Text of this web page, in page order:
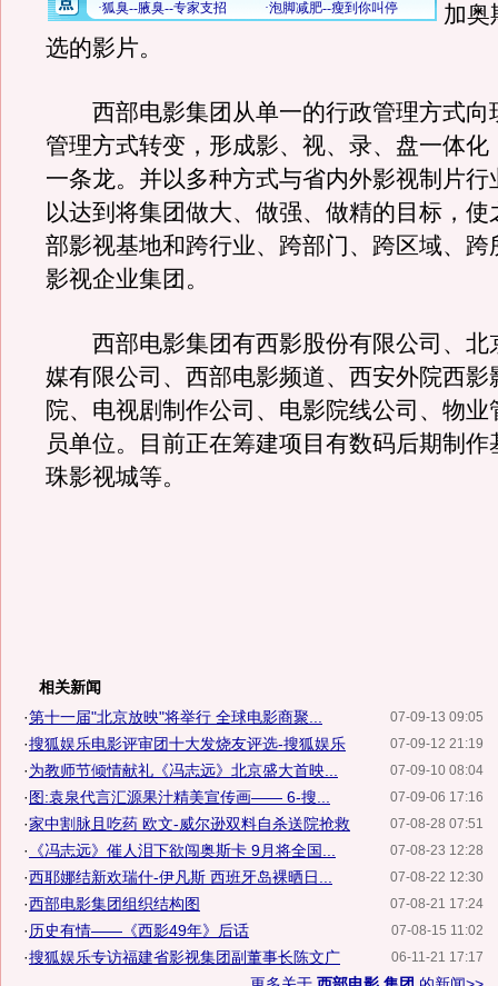
加奥
选的影片。
西部电影集团从单一的行政管理方式向
管理方式转变，形成影、视、录、盘一体化
一条龙。并以多种方式与省内外影视制片行
以达到将集团做大、做强、做精的目标，使
部影视基地和跨行业、跨部门、跨区域、跨
影视企业集团。
西部电影集团有西影股份有限公司、北
媒有限公司、西部电影频道、西安外院西影
院、电视剧制作公司、电影院线公司、物业
员单位。目前正在筹建项目有数码后期制作
珠影视城等。
相关新闻
07-09-13 09:05
·第十一届"北京放映"将举行 全球电影商聚...
07-09-12 21:19
·搜狐娱乐电影评审团十大发烧友评选-搜狐娱乐
07-09-10 08:04
·为教师节倾情献礼《冯志远》北京盛大首映...
07-09-06 17:16
·图:袁泉代言汇源果汁精美宣传画—— 6-搜...
07-08-28 07:51
·家中割脉且吃药 欧文-威尔逊双料自杀送院抢救
07-08-23 12:28
· 《冯志远》催人泪下欲闯奥斯卡 9月将全国...
07-08-22 12:30
·西耶娜结新欢瑞什-伊凡斯 西班牙岛裸晒日...
07-08-21 17:24
·西部电影集团组织结构图
07-08-15 11:02
· 历史有情——《西影49年》后话
06-11-21 17:17
·搜狐娱乐专访福建省影视集团副董事长陈文广